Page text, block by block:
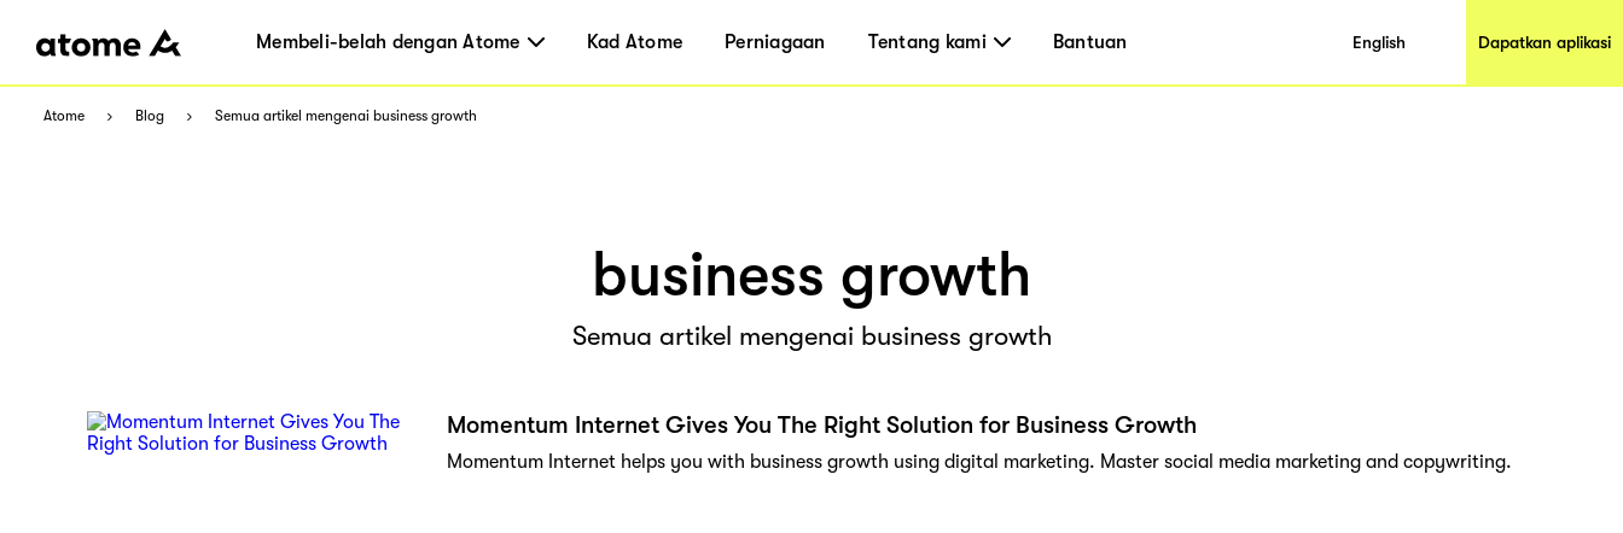
Membeli-belah dengan Atome Kad Atome Perniagaan Tentang kami Bantuan English Dapatkan aplikasi
Atome Blog Semua artikel mengenai business growth
business growth
Semua artikel mengenai business growth
Momentum Internet Gives You The Right Solution for Business Growth
Momentum Internet helps you with business growth using digital marketing. Master social media marketing and copywriting.